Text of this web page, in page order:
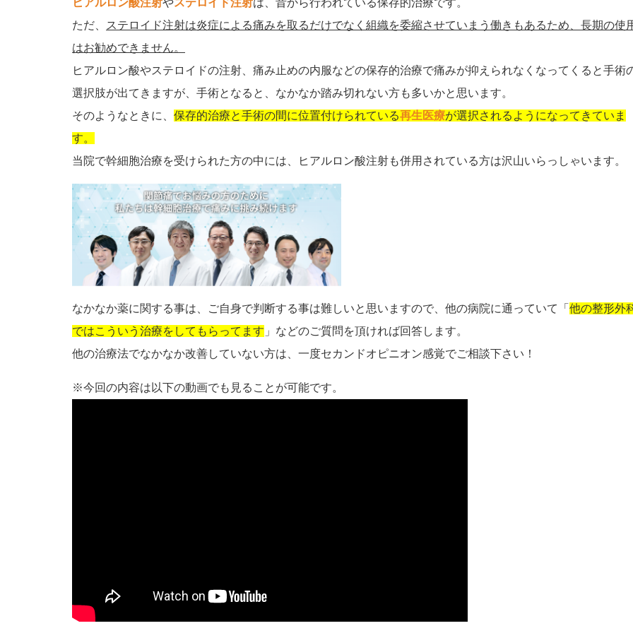
ただ、
ステロイド注射は炎症による痛みを取るだけでなく組織を委縮させていまう働きもあるため、長期の使
はお勧めできません。
ヒアルロン酸やステロイドの注射、痛み止めの内服などの保存的治療で痛みが抑えられなくなってくると手術
選択肢が出てきますが、手術となると、なかなか踏み切れない方も多いかと思います。
そのようなときに、 保存的治療と手術の間に位置付けられている再生医療が選択されるようになってきていま
す。
当院で幹細胞治療を受けられた方の中には、ヒアルロン酸注射も併用されている方は沢山いらっしゃいます。
なかなか薬に関する事は、ご自身で判断する事は難しいと思いますので、他の病院に通っていて「 他の整形外
ではこういう治療をしてもらってます 」などのご質問を頂ければ回答します。
他の治療法でなかなか改善していない方は、一度セカンドオピニオン感覚でご相談下さい！
※今回の内容は以下の動画でも見ることが可能です。